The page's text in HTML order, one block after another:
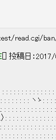
read.cgi/
[] 投稿日：
: : : : : : : : : : : :
: : : : : : : ヽゝ: :
: : : : : : : : : : :
: : : : : : : : : : : :
: : : : : : : : : : :
: : : : : : : : : : : :